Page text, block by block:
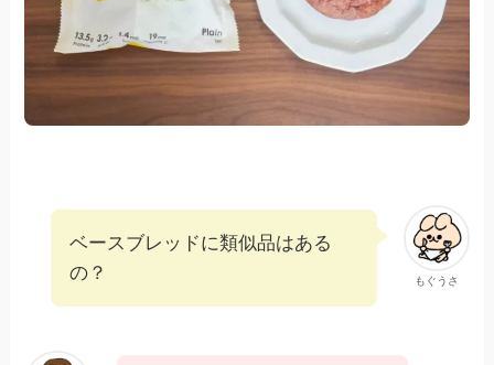
もぐうさ
ベースブレッドに類似品はある
の？